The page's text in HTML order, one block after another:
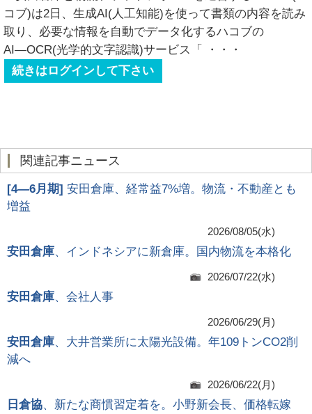
コブ)は2日、生成AI(人工知能)を使って書類の内容を読み
取り、必要な情報を自動でデータ化するハコブの
AI―OCR(光学的文字認識)サービス「
・・・
続きはログインして下さい
関連記事ニュース
[4―6月期] 安田倉庫、経常益7%増。物流・不動産とも
増益
2026/08/05(水)
安田倉庫、インドネシアに新倉庫。国内物流を本格化
2026/07/22(水)
安田倉庫、会社人事
2026/06/29(月)
安田倉庫、大井営業所に太陽光設備。年109トンCO2削
減へ
2026/06/22(月)
日倉協、新たな商慣習定着を。小野新会長、価格転嫁